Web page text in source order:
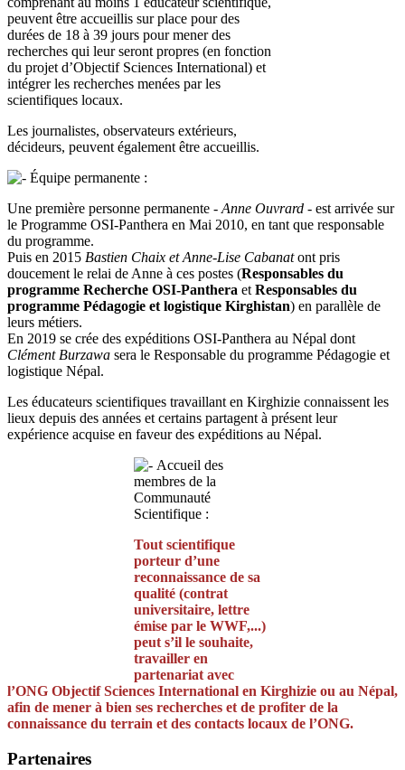
peuvent être accueillis sur place pour des
durées de 18 à 39 jours pour mener des
recherches qui leur seront propres (en fonction
du projet d’Objectif Sciences International) et
intégrer les recherches menées par les
scientifiques locaux.
Les journalistes, observateurs extérieurs,
décideurs, peuvent également être accueillis.
Équipe permanente :
Une première personne permanente -Anne Ouvrard - est arrivée sur
le Programme OSI-Panthera en Mai 2010, en tant que responsable
du programme.
Puis en 2015 Bastien Chaix et Anne-Lise Cabanatont pris
doucement le relai de Anne à ces postes (Responsables du
programme Recherche OSI-Panthera etResponsables du
programme Pédagogie et logistique Kirghistan) en parallèle de
leurs métiers.
En 2019 se crée des expéditions OSI-Panthera au Népal dont
Clément Burzawa sera le Responsable du programme Pédagogie et
logistique Népal.
Les éducateurs scientifiques travaillant en Kirghizie connaissent les
lieux depuis des années et certains partagent à présent leur
expérience acquise en faveur des expéditions au Népal.
Accueil des
membres de la
Communauté
Scientifique :
Tout scientifique
porteur d’une
reconnaissance de sa
qualité (contrat
universitaire, lettre
émise par le WWF,...)
peut s’il le souhaite,
travailler en
partenariat avec
l’ONG Objectif Sciences International en Kirghizie ou au Népal,
afin de mener à bien ses recherches et de profiter de la
connaissance du terrain et des contacts locaux de l’ONG.
Partenaires